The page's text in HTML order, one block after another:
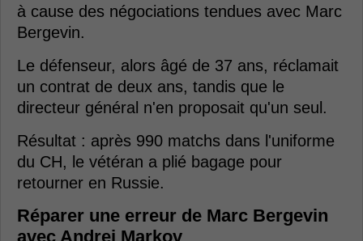
à cause des négociations tendues avec Marc
Bergevin.
Le défenseur, alors âgé de 37 ans, réclamait
un contrat de deux ans, tandis que le
directeur général n'en proposait qu'un seul.
Résultat : après 990 matchs dans l'uniforme
du CH, le vétéran a plié bagage pour
retourner en Russie.
Réparer une erreur de Marc Bergevin
avec Andrei Markov